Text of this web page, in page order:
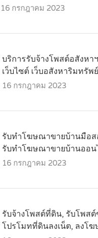
16 กรกฎาคม 2023
บริการรับจ้างโพสต์อสังหา
เว็บไซต์ เว็บอสังหาริมทรัพ
16 กรกฎาคม 2023
รับทำโฆษณาขายบ้านมือส
รับทำโฆษณาขายบ้านออน
16 กรกฎาคม 2023
รับจ้างโพสต์ที่ดิน, รับโพส
โปรโมทที่ดินลงเน็ต, ลงโ